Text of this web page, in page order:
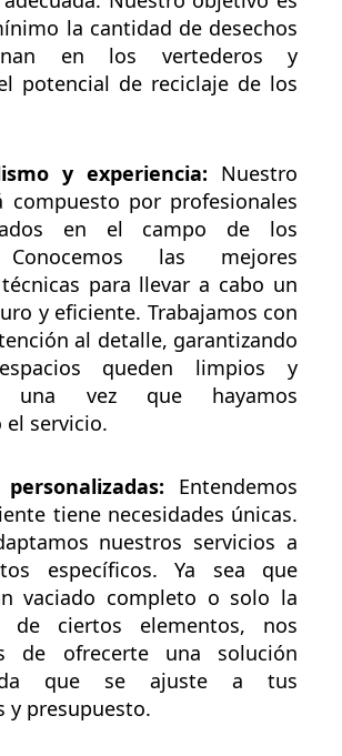
la cantidad de desechos
en los vertederos y
potencial de reciclaje de los
y experiencia: Nuestro
compuesto por profesionales
en el campo de los
Conocemos las mejores
para llevar a cabo un
y eficiente. Trabajamos con
al detalle, garantizando
queden limpios y
una vez que hayamos
servicio.
Entendemos
tiene necesidades únicas.
nuestros servicios a
específicos. Ya sea que
vaciado completo o solo la
de ciertos elementos, nos
de ofrecerte una solución
que se ajuste a tus
y presupuesto.